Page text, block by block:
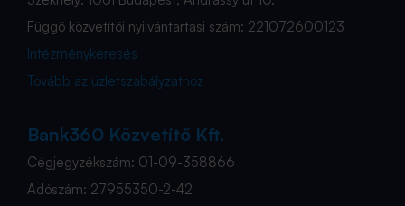
Függő közvetítői nyilvántartási szám: 221072600123
Intézménykeresés
Tovább az üzletszabályzathoz
Bank360 Közvetítő Kft.
Cégjegyzékszám: 01-09-358866
Adószám: 27955350-2-42